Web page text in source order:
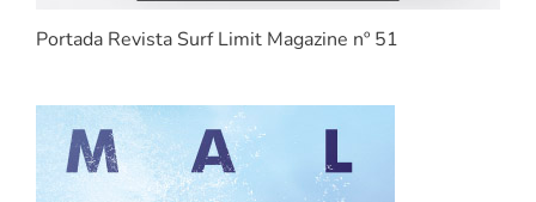
Portada Revista Surf Limit Magazine nº 51